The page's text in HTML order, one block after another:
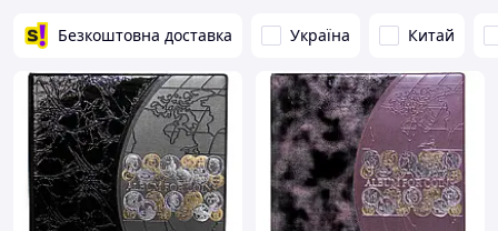
Безкоштовна доставка Україна Китай